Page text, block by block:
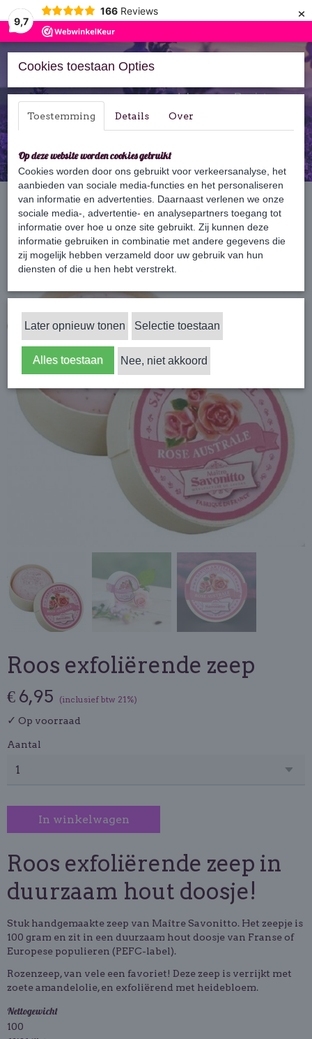
9,7
166 Reviews ×
Inloggen Registreren
Home › Zeep › Zeep in houten doosje › Roos exfoliërende zeep
Roos exfoliërende zeep
€ 6,95 (inclusief btw 21%)
✓ Op voorraad
Aantal
In winkelwagen
Roos exfoliërende zeep in
duurzaam hout doosje!
Stuk handgemaakte zeep van Maître Savonitto. Het zeepje is
100 gram en zit in een duurzaam hout doosje van Franse of
Europese populieren (PEFC-label).
Rozenzeep, van vele een favoriet! Deze zeep is verrijkt met
zoete amandelolie, en exfoliërend met heidebloem.
Nettogewicht
100
Cookies toestaan Opties
Toestemming Details Over
Op deze website worden cookies gebruikt
Cookies worden door ons gebruikt voor verkeersanalyse, het
aanbieden van sociale media-functies en het personaliseren
van informatie en advertenties. Daarnaast verlenen we onze
sociale media-, advertentie- en analysepartners toegang tot
informatie over hoe u onze site gebruikt. Zij kunnen deze
informatie gebruiken in combinatie met andere gegevens die
zij mogelijk hebben verzameld door uw gebruik van hun
diensten of die u hen hebt verstrekt.
Later opnieuw tonen Selectie toestaan
Alles toestaan Nee, niet akkoord